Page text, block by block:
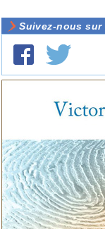
Suivez-nous sur